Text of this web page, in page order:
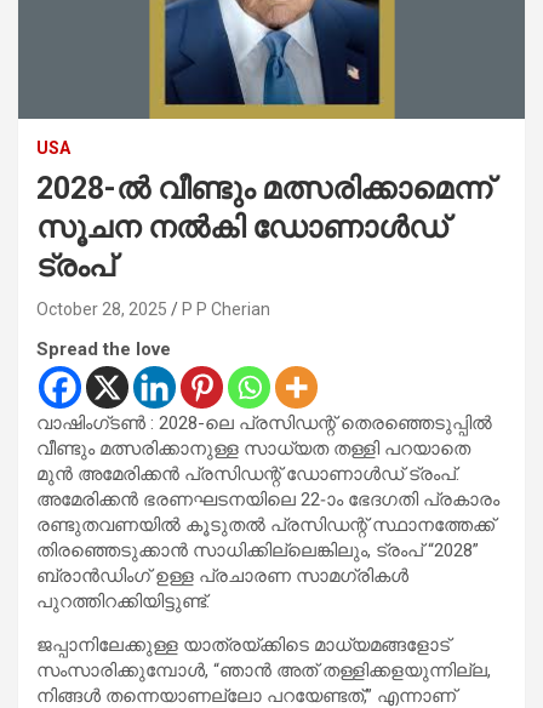
USA
2028-ൽ വീണ്ടും മത്സരിക്കാമെന്ന്
സൂചന നൽകി ഡോണാൾഡ്
ട്രംപ്
October 28, 2025 P P Cherian
Spread the love
വാഷിംഗ്ടൺ : 2028-ലെ പ്രസിഡന്റ് തെരഞ്ഞെടുപ്പിൽ
വീണ്ടും മത്സരിക്കാനുള്ള സാധ്യത തള്ളി പറയാതെ
മുൻ അമേരിക്കൻ പ്രസിഡന്റ് ഡോണാൾഡ് ട്രംപ്.
അമേരിക്കൻ ഭരണഘടനയിലെ 22-ാം ഭേദഗതി പ്രകാരം
രണ്ടുതവണയിൽ കൂടുതൽ പ്രസിഡന്റ് സ്ഥാനത്തേക്ക്
തിരഞ്ഞെടുക്കാൻ സാധിക്കില്ലെങ്കിലും, ട്രംപ് “2028”
ബ്രാൻഡിംഗ് ഉള്ള പ്രചാരണ സാമഗ്രികൾ
പുറത്തിറക്കിയിട്ടുണ്ട്.
ജപ്പാനിലേക്കുള്ള യാത്രയ്ക്കിടെ മാധ്യമങ്ങളോട്
സംസാരിക്കുമ്പോൾ, “ഞാൻ അത് തള്ളിക്കളയുന്നില്ല,
നിങ്ങൾ തന്നെയാണല്ലോ പറയേണ്ടത്,” എന്നാണ്